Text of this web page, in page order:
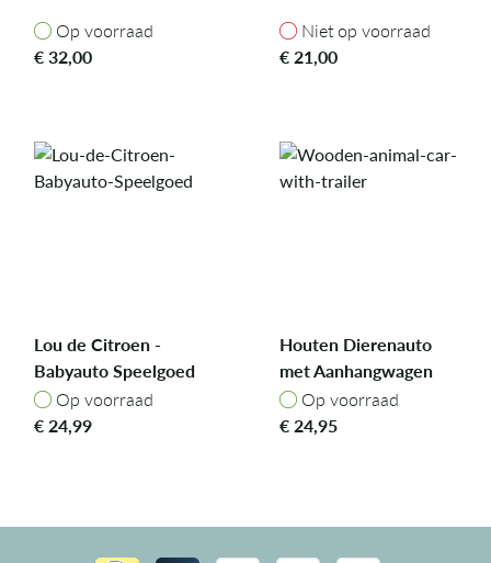
Op voorraad
Op voorraad
€32,00
Niet op voorraad
Niet op voorraad
€21,00
Lou de Citroen -
Babyauto Speelgoed
Op voorraad
Op voorraad
€24,99
Houten Dierenauto
met Aanhangwagen
Op voorraad
Op voorraad
€24,95